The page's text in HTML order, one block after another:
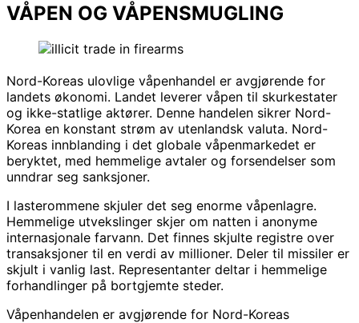
VÅPEN OG VÅPENSMUGLING
Nord-Koreas ulovlige våpenhandel er avgjørende for
landets økonomi. Landet leverer våpen til skurkestater
og ikke-statlige aktører. Denne handelen sikrer Nord-
Korea en konstant strøm av utenlandsk valuta. Nord-
Koreas innblanding i det globale våpenmarkedet er
beryktet, med hemmelige avtaler og forsendelser som
unndrar seg sanksjoner.
I lasterommene skjuler det seg enorme våpenlagre.
Hemmelige utvekslinger skjer om natten i anonyme
internasjonale farvann. Det finnes skjulte registre over
transaksjoner til en verdi av millioner. Deler til missiler er
skjult i vanlig last. Representanter deltar i hemmelige
forhandlinger på bortgjemte steder.
Våpenhandelen er avgjørende for Nord-Koreas